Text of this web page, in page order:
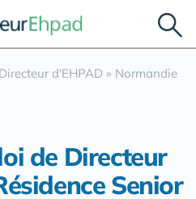
d'EHPAD » Normandie
de Directeur
Senior